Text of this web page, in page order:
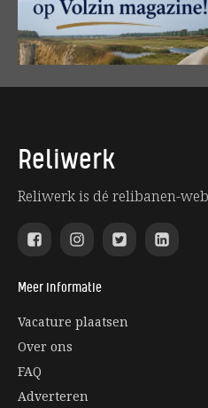
Reliwerk
Reliwerk is dé relibanen-
Meer informatie
Vacature plaatsen
Over ons
FAQ
Adverteren